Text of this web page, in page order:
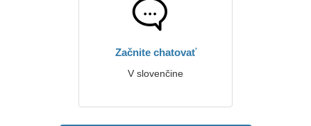
Začnite chatovať
V slovenčine